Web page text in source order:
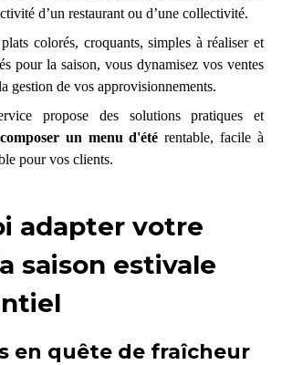
d’un restaurant ou d’une collectivité.
colorés, croquants, simples à réaliser et
pour la saison, vous dynamisez vos ventes
gestion de vos approvisionnements.
propose des solutions pratiques et
composer un menu d'étérentable, facile à
pour vos clients.
adapter votre
saison estivale
en quête de fraîcheur